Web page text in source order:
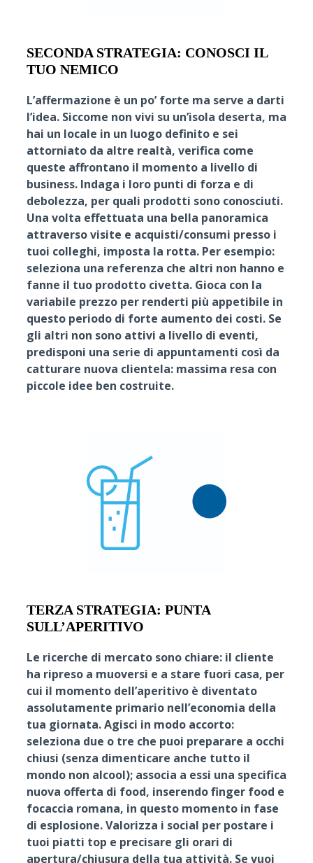
SECONDA STRATEGIA: CONOSCI IL
TUO NEMICO
L’affermazione è un po’ forte ma serve a darti
l’idea. Siccome non vivi su un’isola deserta, ma
hai un locale in un luogo definito e sei
attorniato da altre realtà, verifica come
queste affrontano il momento a livello di
business. Indaga i loro punti di forza e di
debolezza, per quali prodotti sono conosciuti.
Una volta effettuata una bella panoramica
attraverso visite e acquisti/consumi presso i
tuoi colleghi, imposta la rotta. Per esempio:
seleziona una referenza che altri non hanno e
fanne il tuo prodotto civetta. Gioca con la
variabile prezzo per renderti più appetibile in
questo periodo di forte aumento dei costi. Se
gli altri non sono attivi a livello di eventi,
predisponi una serie di appuntamenti così da
catturare nuova clientela: massima resa con
piccole idee ben costruite.
TERZA STRATEGIA: PUNTA
SULL’APERITIVO
Le ricerche di mercato sono chiare: il cliente
ha ripreso a muoversi e a stare fuori casa, per
cui il momento dell’aperitivo è diventato
assolutamente primario nell’economia della
tua giornata. Agisci in modo accorto:
seleziona due o tre che puoi preparare a occhi
chiusi (senza dimenticare anche tutto il
mondo non alcool); associa a essi una specifica
nuova offerta di food, inserendo finger food e
focaccia romana, in questo momento in fase
di esplosione. Valorizza i social per postare i
tuoi piatti top e precisare gli orari di
apertura/chiusura della tua attività. Se vuoi